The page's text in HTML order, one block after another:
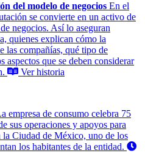
del modelo de negocios En el
se convierte en un activo de
negocios. Así lo aseguran
quienes explican cómo la
las compañías, qué tipo de
aspectos que se deben considerar
Ver historia
empresa de consumo celebra 75
sus operaciones y apoyos para
la Ciudad de México, uno de los
los habitantes de la entidad.